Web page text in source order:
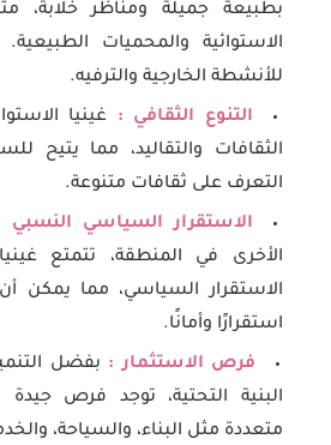
بطبيعة جميلة ومناظر خلابة،
الاستوائية والمحميات
للأنشطة الخارجية والترفيه.
التنوع الثقافي :
غينيا
الثقافات والتقاليد، مما يتيح
التعرف على ثقافات متنوعة.
الاستقرار السياسي النسبي
الأخرى في المنطقة، تتمتع
الاستقرار السياسي، مما يمكن
استقرارًا وأمانًا.
فرص الاستثمار : بفضل
البنية التحتية، توجد فرص
متعددة مثل البناء، والسياحة،